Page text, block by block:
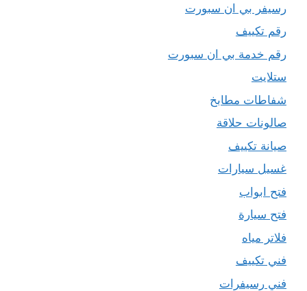
رسيفر بي ان سبورت
رقم تكييف
رقم خدمة بي ان سبورت
ستلايت
شفاطات مطابخ
صالونات حلاقة
صيانة تكييف
غسيل سيارات
فتح ابواب
فتح سيارة
فلاتر مياه
فني تكييف
فني رسيفرات